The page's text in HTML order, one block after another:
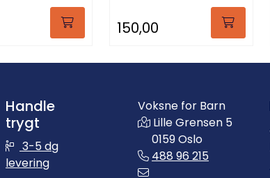
150,00
Voksne for Barn
Lille Grensen 5
0159 Oslo
488 96 215
Handle
trygt
3-5 dg
levering